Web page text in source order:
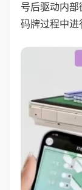
号后驱动内部
码牌过程中进